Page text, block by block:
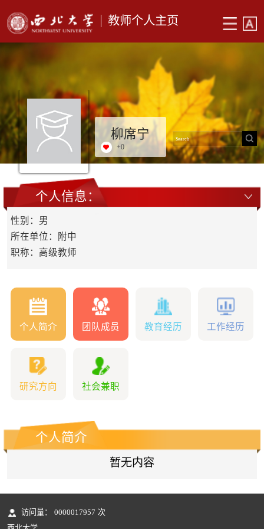
教师个人主页
柳席宁
+0
个人信息：
性别：男
所在单位：附中
职称：高级教师
个人简介 团队成员 教育经历 工作经历
研究方向 社会兼职
个人简介
暂无内容
访问量： 0000017957 次